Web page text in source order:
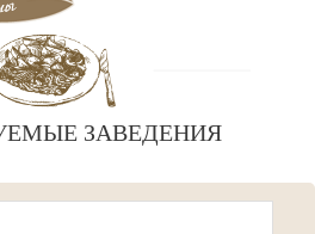
ЗАВЕДЕНИЯ